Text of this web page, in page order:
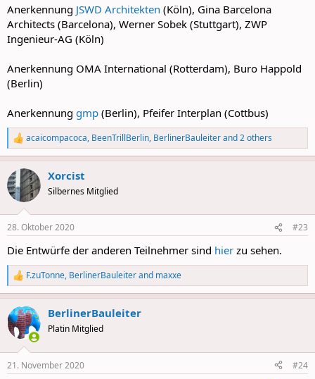
Anerkennung JSWD Architekten (Köln), Gina Barcelona
Architects (Barcelona), Werner Sobek (Stuttgart), ZWP
Ingenieur-AG (Köln)
Anerkennung OMA International (Rotterdam), Buro Happold
(Berlin)
Anerkennung gmp (Berlin), Pfeifer Interplan (Cottbus)
R
e
a
c
t
i
s
acaicompacoca, BeenTrillBerlin, BerlinerBauleiterand 2 others
Xorcist
Silbernes Mitglied
28. Oktober 2020 #23
Die Entwürfe der anderen Teilnehmer sind hier zu sehen.
R
e
a
c
t
i
s
F.zuTonne, BerlinerBauleiterand maxxe
BerlinerBauleiter
Platin Mitglied
21. November 2020 #24